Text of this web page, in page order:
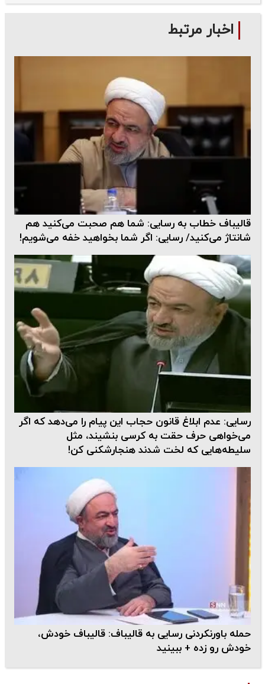
اخبار مرتبط
قالیباف خطاب به رسایی: شما هم صحبت می‌کنید هم
شانتاژ می‌کنید/ رسایی: اگر شما بخواهید خفه می‌شویم!
رسایی: عدم ابلاغ قانون حجاب این پیام را می‌دهد که اگر
می‌خواهی حرف حقت به کرسی بنشیند، مثل
سلیطه‌هایی که لخت شدند هنجارشکنی کن!
حمله باورنکردنی رسایی به قالیباف: قالیباف خودش،
خودش رو زده + ببینید